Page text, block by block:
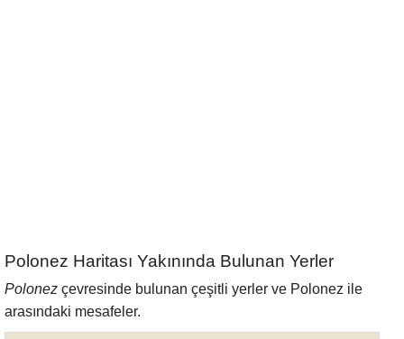
Polonez Haritası Yakınında Bulunan Yerler
Polonez çevresinde bulunan çeşitli yerler ve Polonez ile
arasındaki mesafeler.